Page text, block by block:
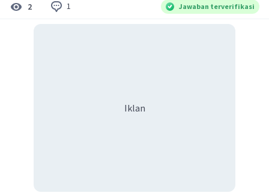
2 1 Jawaban terverifikasi
Iklan